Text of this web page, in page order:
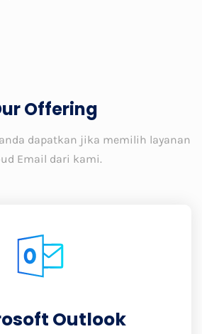
Offering
dapatkan jika memilih layanan
Email dari kami.
Outlook